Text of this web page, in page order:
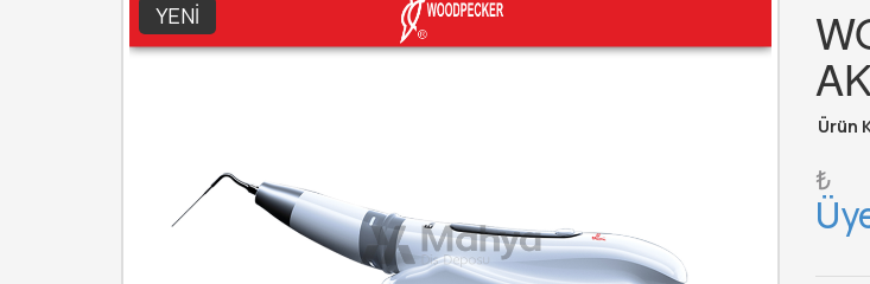
YENI
Ürün
₺